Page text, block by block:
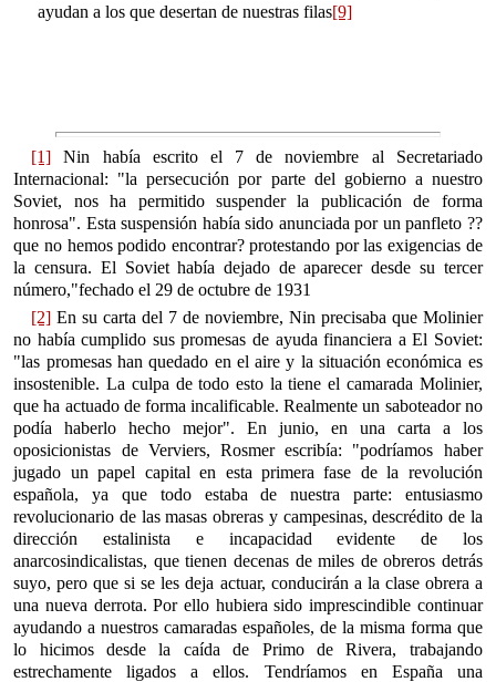
ayudan a los que desertan de nuestras filas[9]
[1] Nin había escrito el 7 de noviembre al Secretariado
Internacional: "la persecución por parte del gobierno a nuestro
Soviet, nos ha permitido suspender la publicación de forma
honrosa". Esta suspensión había sido anunciada por un panfleto ??
que no hemos podido encontrar? protestando por las exigencias de
la censura. El Soviet había dejado de aparecer desde su tercer
número,"fechado el 29 de octubre de 1931
[2] En su carta del 7 de noviembre, Nin precisaba que Molinier
no había cumplido sus promesas de ayuda financiera a El Soviet:
"las promesas han quedado en el aire y la situación económica es
insostenible. La culpa de todo esto la tiene el camarada Molinier,
que ha actuado de forma incalificable. Realmente un saboteador no
podía haberlo hecho mejor". En junio, en una carta a los
oposicionistas de Verviers, Rosmer escribía: "podríamos haber
jugado un papel capital en esta primera fase de la revolución
española, ya que todo estaba de nuestra parte: entusiasmo
revolucionario de las masas obreras y campesinas, descrédito de la
dirección estalinista e incapacidad evidente de los
anarcosindicalistas, que tienen decenas de miles de obreros detrás
suyo, pero que si se les deja actuar, conducirán a la clase obrera a
una nueva derrota. Por ello hubiera sido imprescindible continuar
ayudando a nuestros camaradas españoles, de la misma forma que
lo hicimos desde la caída de Primo de Rivera, trabajando
estrechamente ligados a ellos. Tendríamos en España una